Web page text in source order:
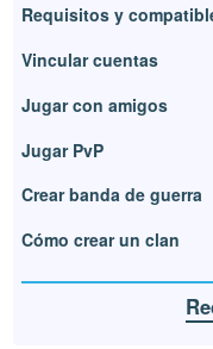
Requisitos y
Vincular cuentas
Jugar con amigos
Jugar PvP
Crear banda de guerra
Cómo crear un clan